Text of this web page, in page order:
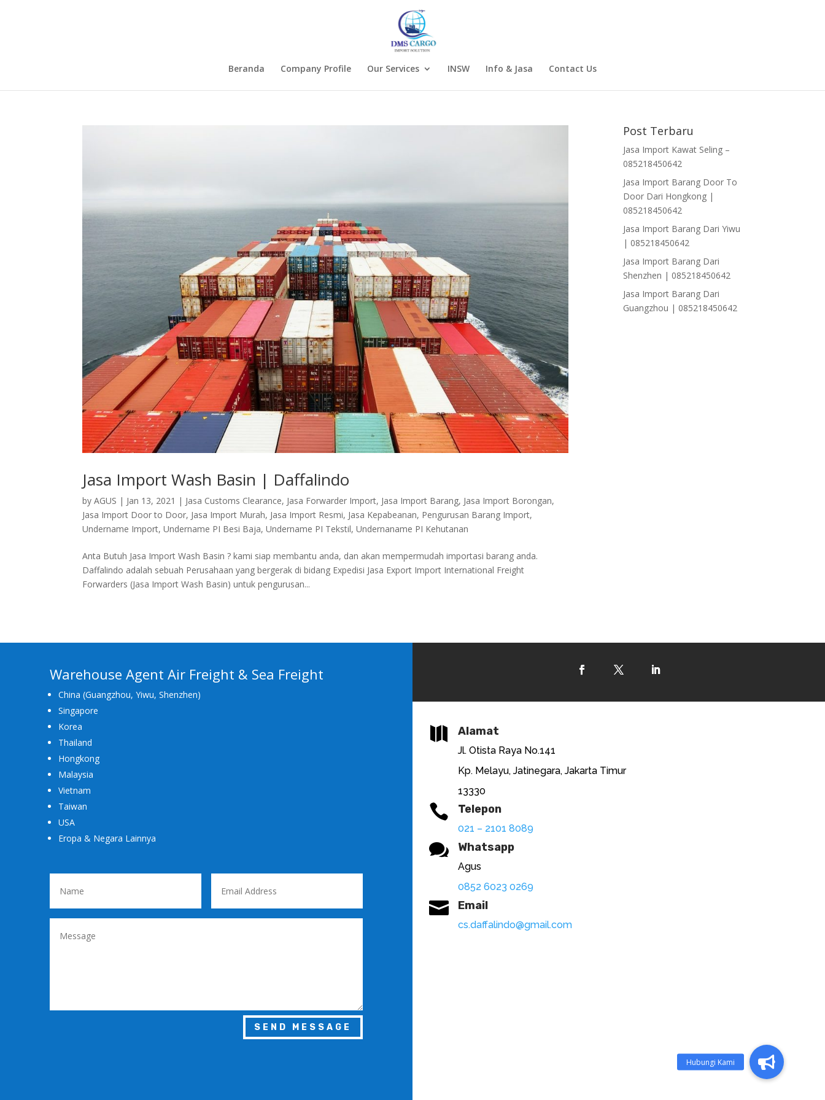
Beranda Company Profile Our Services INSW Info & Jasa Contact Us
Jasa Import Wash Basin | Daffalindo
byAGUS | Jan 13, 2021 | Jasa Customs Clearance, Jasa Forwarder Import, Jasa Import Barang, Jasa Import Borongan,
Jasa Import Door to Door, Jasa Import Murah, Jasa Import Resmi, Jasa Kepabeanan, Pengurusan Barang Import,
Undername Import,Undername PI Besi Baja,Undername PI Tekstil,Undernaname PI Kehutanan
Anta Butuh Jasa Import Wash Basin ? kami siap membantu anda, dan akan mempermudah importasi barang anda.
Daffalindo adalah sebuah Perusahaan yang bergerak di bidang Expedisi Jasa Export Import International Freight
Forwarders (Jasa Import Wash Basin) untuk pengurusan...
Post Terbaru
Jasa Import Kawat Seling –
085218450642
Jasa Import Barang Door To
Door Dari Hongkong |
085218450642
Jasa Import Barang Dari Yiwu
| 085218450642
Jasa Import Barang Dari
Shenzhen | 085218450642
Jasa Import Barang Dari
Guangzhou | 085218450642
Warehouse Agent Air Freight & Sea Freight
China (Guangzhou, Yiwu, Shenzhen)
Singapore
Korea
Thailand
Hongkong
Malaysia
Vietnam
Taiwan
USA
Eropa & Negara Lainnya
SEND MESSAGE
 Alamat
Jl. Otista Raya No.141
Kp. Melayu, Jatinegara, Jakarta Timur
13330
 Telepon
021 – 2101 8089
 Whatsapp
Agus
0852 6023 0269
 Email
cs.daffalindo@gmail.com